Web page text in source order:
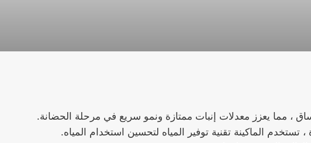
، مما يعزز معدلات إنبات ممتازة ونمو سريع في مرحلة الحضانة.
تستخدم الماكينة تقنية توفير المياه لتحسين استخدام المياه.